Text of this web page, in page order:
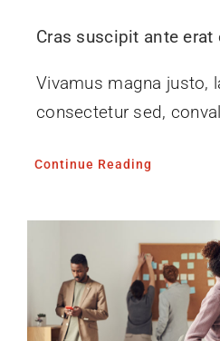
Cras suscipit ante erat
Vivamus magna justo,
consectetur sed,
Continue Reading